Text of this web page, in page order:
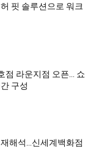
핏 솔루션으로 워크
점 라운지점 오픈… 쇼
구성
해석…신세계백화점